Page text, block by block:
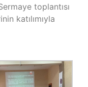
toplantısı
katılımıyla